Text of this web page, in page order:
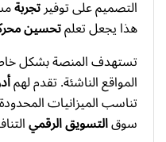
التصميم على توفيرتجربة
هذا يجعل تعلمتحسين
تستهدف المنصة بشكل
المواقع الناشئة. تقدم لهم
تناسب الميزانيات
سوقالتسويق الرقمي